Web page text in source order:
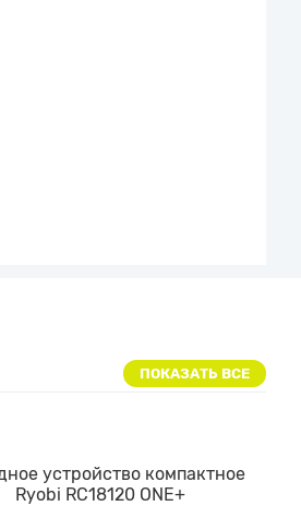
ПОКАЗАТЬ ВСЕ
устройство компактное
Ryobi RC18120 ONE+